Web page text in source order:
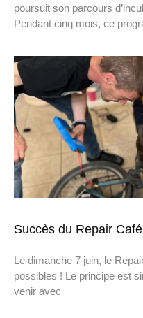
poursuit son parcours
Pendant cinq mois, ce
Succès du Repair
Le dimanche 7 juin, le
possibles ! Le principe est
venir avec